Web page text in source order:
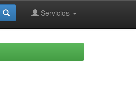
Servicios